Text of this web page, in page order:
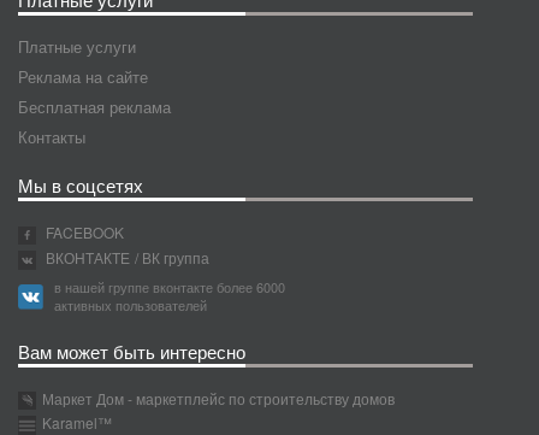
Платные услуги
Реклама на сайте
Бесплатная реклама
Контакты
Мы в соцсетях
FACEBOOK
ВКОНТАКТЕ / ВК группа
в нашей группе вконтакте более 6000
активных пользователей
Вам может быть интересно
Маркет Дом - маркетплейс по строительству домов
Karamel™